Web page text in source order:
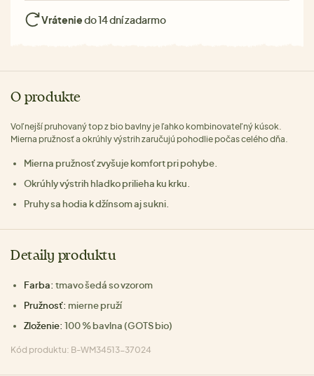
Vráteniedo 14 dní zadarmo
O produkte
Voľnejší pruhovaný top z bio bavlny je ľahko kombinovateľný kúsok.
Mierna pružnosť a okrúhly výstrih zaručujú pohodlie počas celého dňa.
Mierna pružnosť zvyšuje komfort pri pohybe.
Okrúhly výstrih hladko prilieha ku krku.
Pruhy sa hodia k džínsom aj sukni.
Detaily produktu
Farba: tmavo šedá so vzorom
Pružnosť: mierne pruží
Zloženie: 100 % bavlna (GOTS bio)
Kód produktu: B-WM34513-37024